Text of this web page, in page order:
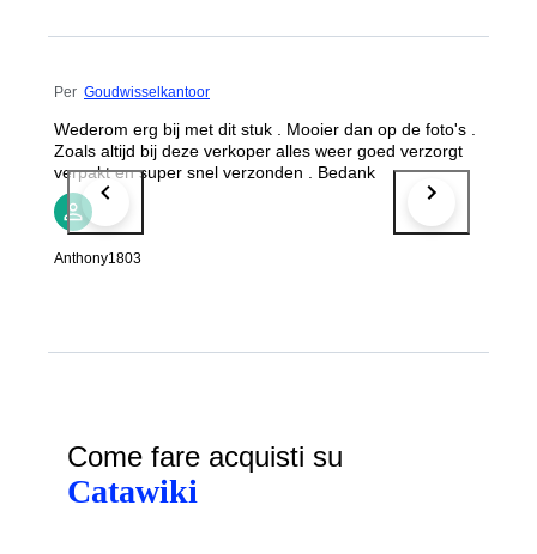
Per Goudwisselkantoor
Wederom erg bij met dit stuk . Mooier dan op de foto's .
Zoals altijd bij deze verkoper alles weer goed verzorgt
verpakt en super snel verzonden . Bedank
Anthony1803
Come fare acquisti su
Catawiki